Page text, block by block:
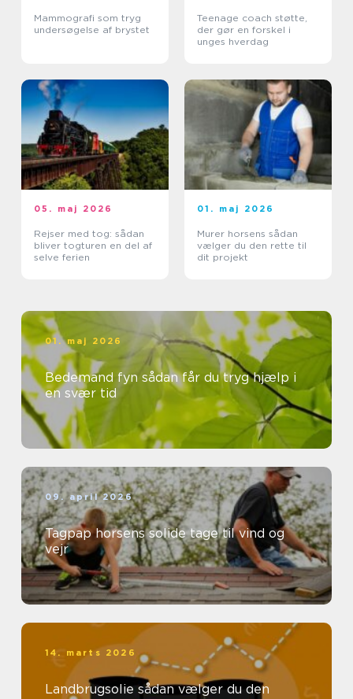
Mammografi som tryg
undersøgelse af brystet
Teenage coach støtte,
der gør en forskel i
unges hverdag
05. maj 2026
Rejser med tog: sådan
bliver togturen en del af
selve ferien
01. maj 2026
Murer horsens sådan
vælger du den rette til
dit projekt
01. maj 2026
Bedemand fyn sådan får du tryg hjælp i
en svær tid
09. april 2026
Tagpap horsens solide tage til vind og
vejr
14. marts 2026
Landbrugsolie sådan vælger du den